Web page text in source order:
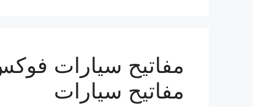
مفاتيح سيارات